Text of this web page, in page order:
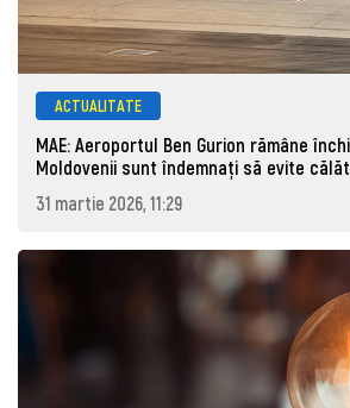
ACTUALITATE
MAE: Aeroportul Ben Gurion rămâne
Moldovenii sunt îndemnați să evite
31 martie 2026, 11:29